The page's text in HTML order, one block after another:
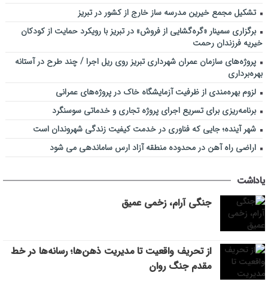
تشکیل مجمع خیرین مدرسه ‌ساز خارج از کشور در تبریز
برگزاری سمینار «گره‌گشایی از فروش» در تبریز با رویکرد حمایت از کودکان
خیریه فرزندان رحمت
پروژه‌های سازمان عمران شهرداری تبریز روی ریل اجرا / چند طرح در آستانه
بهره‌برداری
لزوم بهره‌مندی از ظرفیت آزمایشگاه خاک در پروژه‌های عمرانی
برنامه‌ریزی برای تسریع اجرای پروژه تجاری و خدماتی سوسنگرد
شهر آینده؛ جایی که فناوری در خدمت کیفیت زندگی شهروندان است
اراضی راه آهن در محدوده منطقه آزاد ارس ساماندهی می شود
یاداشت
جنگی آرام، زخمی عمیق
از تحریف واقعیت تا مدیریت ذهن‌ها؛ رسانه‌ها در خط
مقدم جنگ روان